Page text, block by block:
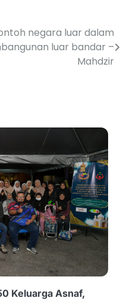
negara luar dalam
luar bandar –
Mahdzir
Keluarga Asnaf,